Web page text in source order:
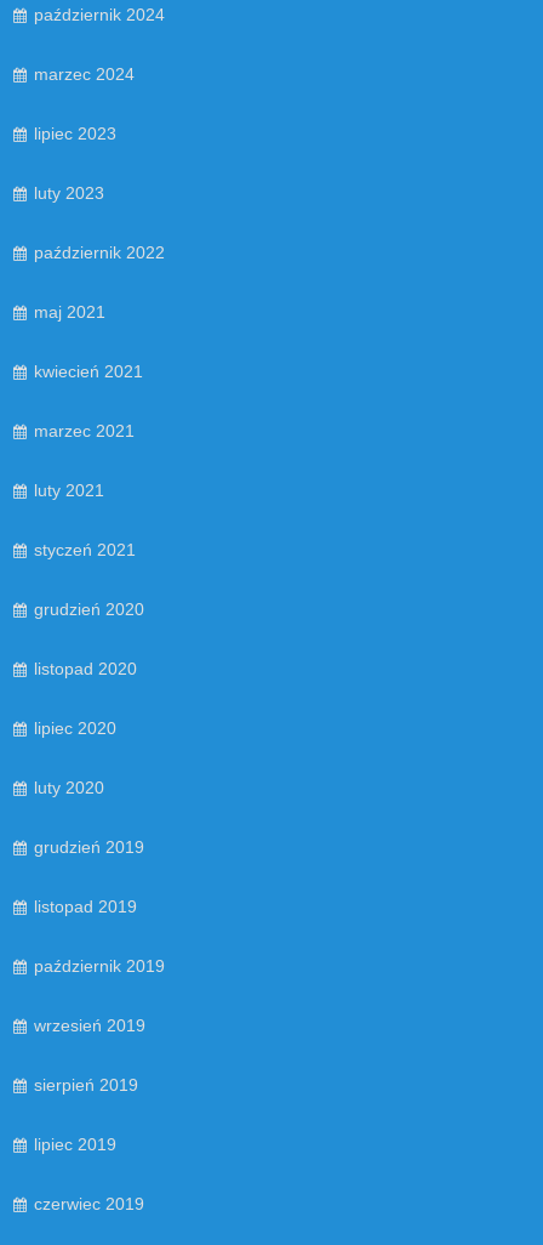
październik 2024
marzec 2024
lipiec 2023
luty 2023
październik 2022
maj 2021
kwiecień 2021
marzec 2021
luty 2021
styczeń 2021
grudzień 2020
listopad 2020
lipiec 2020
luty 2020
grudzień 2019
listopad 2019
październik 2019
wrzesień 2019
sierpień 2019
lipiec 2019
czerwiec 2019